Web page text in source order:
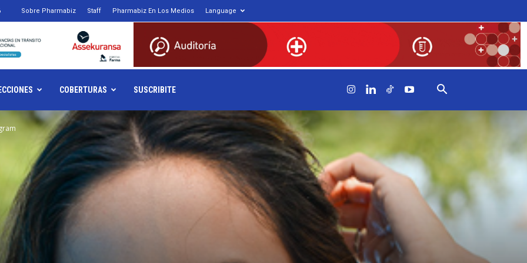
Sobre Pharmabiz Staff Pharmabiz En Los Medios Language
COBERTURAS SUSCRIBITE